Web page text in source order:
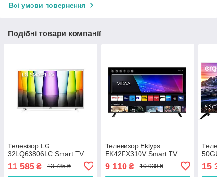
Всі умови повернення
Подібні товари компанії
Телевізор LG
32LQ63806LC Smart TV
11 585 ₴ 13 785 ₴
Телевизор Eklyps
EK42FX310V Smart TV
9 110₴ 10 930 ₴ 15